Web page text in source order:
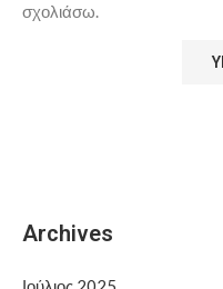
σχολιάσω.
Archives